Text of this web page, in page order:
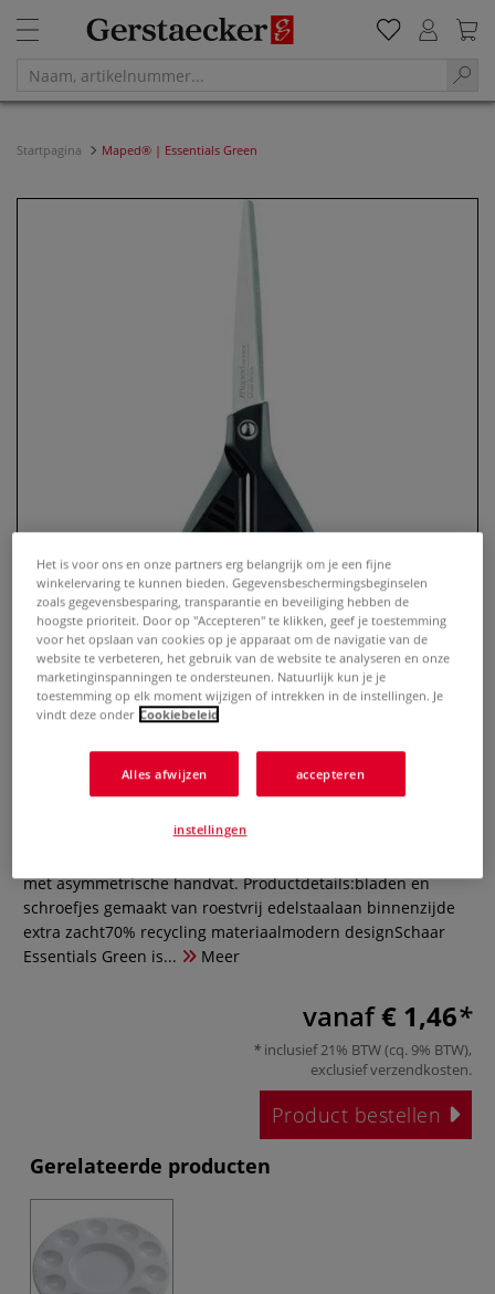
Startpagina Maped® | Essentials Green
Maped® | Essentials Green
0 Beoordeling
Ergonomische vorm. De Maped® Essentials Green is
met asymmetrische handvat. Productdetails:bladen en
schroefjes gemaakt van roestvrij edelstaalaan binnenzijde
extra zacht70% recycling materiaalmodern designSchaar
Essentials Green is...
Meer
vanaf€ 1,46
inclusief 21% BTW (cq. 9% BTW),
exclusiefverzendkosten.
Product bestellen
Gerelateerde producten
Het is voor ons en onze partners erg belangrijk om je een fijne
winkelervaring te kunnen bieden. Gegevensbeschermingsbeginselen
zoals gegevensbesparing, transparantie en beveiliging hebben de
hoogste prioriteit. Door op "Accepteren" te klikken, geef je toestemming
voor het opslaan van cookies op je apparaat om de navigatie van de
website te verbeteren, het gebruik van de website te analyseren en onze
marketinginspanningen te ondersteunen. Natuurlijk kun je je
toestemming op elk moment wijzigen of intrekken in de instellingen. Je
vindt deze onder Cookiebeleid
Alles afwijzen accepteren
instellingen